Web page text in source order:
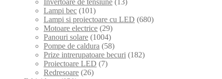
Invertoare de tensiune (13)
Lampi bec (101)
Lampi si proiectoare cu LED (680)
Motoare electrice (29)
Panouri solare (1004)
Pompe de caldura (58)
Prize intrerupatoare becuri (182)
Proiectoare LED (7)
Redresoare (26)